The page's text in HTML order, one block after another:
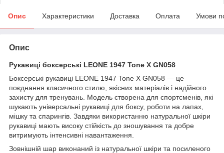
Опис Характеристики Доставка Оплата Умови
Опис
Рукавиці боксерські LEONE 1947 Tone X GN058
Боксерські рукавиці LEONE 1947 Tone X GN058 — це
поєднання класичного стилю, якісних матеріалів і надійного
захисту для тренувань. Модель створена для спортсменів, які
шукають універсальні рукавиці для боксу, роботи на лапах,
мішку та спарингів. Завдяки використанню натуральної шкіри
рукавиці мають високу стійкість до зношування та добре
витримують інтенсивні навантаження.
Зовнішній шар виконаний із натуральної шкіри та посиленого